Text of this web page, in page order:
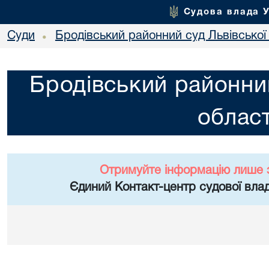
Судова влада
Суди • Бродівський районний суд Львівської
Бродівський
Отримуйте інформацію лише
Єдиний Контакт-центр судової